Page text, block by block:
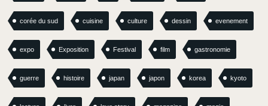
corée du sud cuisine culture dessin evenement
expo Exposition Festival film gastronomie
guerre histoire japan japon korea kyoto